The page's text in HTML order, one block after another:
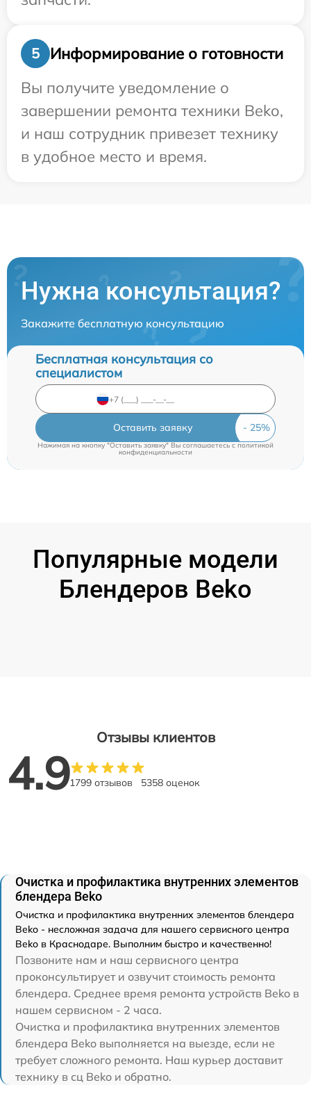
5
Информирование о готовности
Вы получите уведомление о
завершении ремонта техники Beko,
и наш сотрудник привезет технику
в удобное место и время.
Нужна консультация?
Закажите бесплатную консультацию
Бесплатная консультация со
специалистом
Оставить заявку
Нажимая на кнопку "Оставить заявку" Вы соглашаетесь cполитикой
конфиденциальности
Популярные модели
Блендеров Beko
Отзывы клиентов
4.91799 отзывов 5358 оценок
Очистка и профилактика внутренних элементов
блендера Beko
Очистка и профилактика внутренних элементов блендера
Beko - несложная задача для нашего сервисного центра
Beko в Краснодаре. Выполним быстро и качественно!
Позвоните нам и наш сервисного центра
проконсультирует и озвучит стоимость ремонта
блендера. Среднее время ремонта устройств Beko в
нашем сервисном - 2 часа.
Очистка и профилактика внутренних элементов
блендера Beko выполняется на выезде, если не
требует сложного ремонта. Наш курьер доставит
технику в сц Beko и обратно.